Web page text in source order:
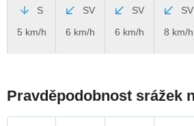
S
5 km/h
SV
6 km/h
SV
6 km/h
SV
8 km/h
Pravděpodobnost srážek